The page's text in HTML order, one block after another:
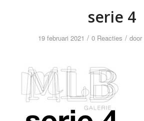
serie 4
19 februari 2021 / 0 Reacties / door